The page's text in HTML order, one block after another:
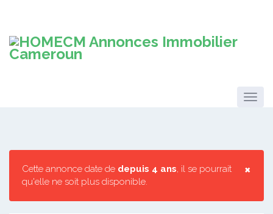
×
Cette annonce date de depuis 4 ans, il se pourrait
qu'elle ne soit plus disponible.